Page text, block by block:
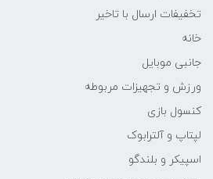
تخفیفات ارسال با تاخیر
خانه
جانبی موبایل
ورزش و تجهیزات مربوطه
کنسول بازی
لپتاپ و آلترابوک
اسپیکر و بلندگو